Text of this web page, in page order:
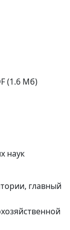
(1.6 Мб)
наук
главный